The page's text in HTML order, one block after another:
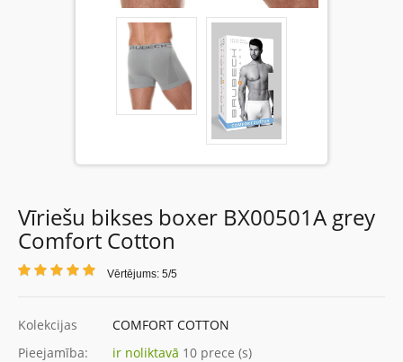
Vīriešu bikses boxer BX00501A grey
Comfort Cotton
Vērtējums: 5/5
Kolekcijas
COMFORT COTTON
Pieejamība:
ir noliktavā 10 prece (s)